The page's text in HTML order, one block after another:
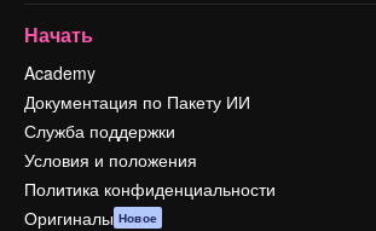
Начать
Academy
Документация по Пакету ИИ
Служба поддержки
Условия и положения
Политика конфиденциальности
Оригиналы Новое